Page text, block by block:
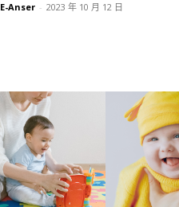
Anser - 2023 年 10 月 12 日